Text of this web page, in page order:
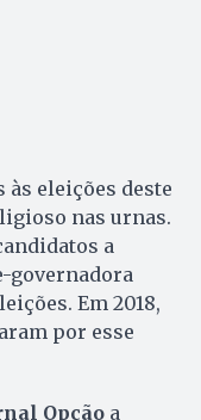
às eleições deste
nas urnas.
a
governadora
Em 2018,
por esse
Opção a